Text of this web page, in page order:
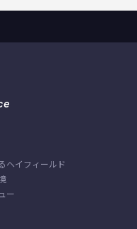
ヘイフィールド
ー